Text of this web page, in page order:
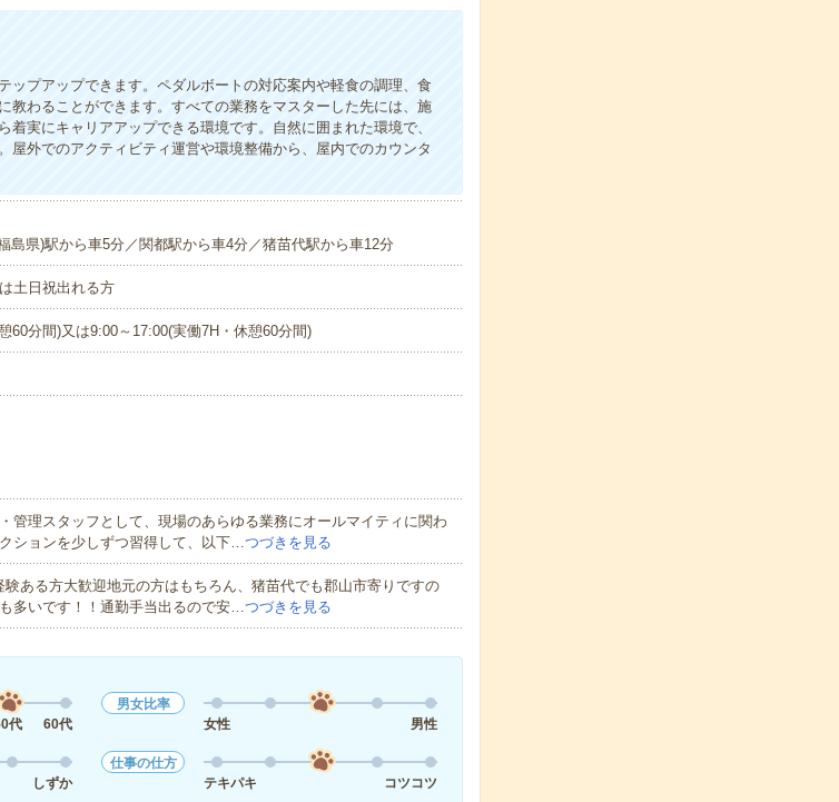
ップアップできます。ペダルボートの対応案内や軽食の調理、食
教わることができます。すべての業務をマスターした先には、施
実にキャリアアップできる環境です。自然に囲まれた環境で、
屋外でのアクティビティ運営や環境整備から、屋内でのカウンタ
島県)駅から車5分／関都駅から車4分／猪苗代駅から車12分
土日祝出れる方
60分間)又は9:00～17:00(実働7H・休憩60分間)
管理スタッフとして、現場のあらゆる業務にオールマイティに関わ
ションを少しずつ習得して、以下…つづきを見る
ある方大歓迎地元の方はもちろん、猪苗代でも郡山市寄りですの
多いです！！通勤手当出るので安…つづきを見る
代 60代
男女比率
女性
男性
しずか
仕事の仕方
テキパキ
コツコツ